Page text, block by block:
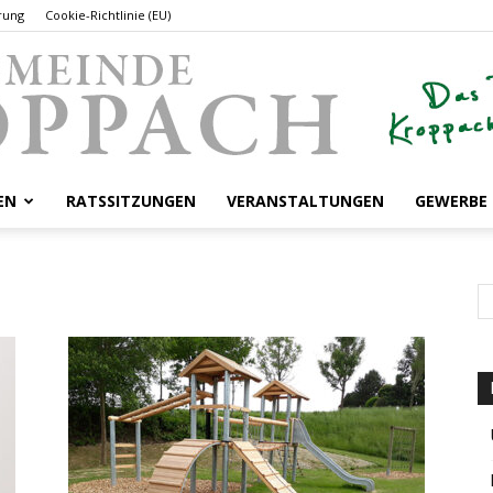
Cookie-Richtlinie (EU)
Kroppach
RATSSITZUNGEN VERANSTALTUNGEN GEWERBE